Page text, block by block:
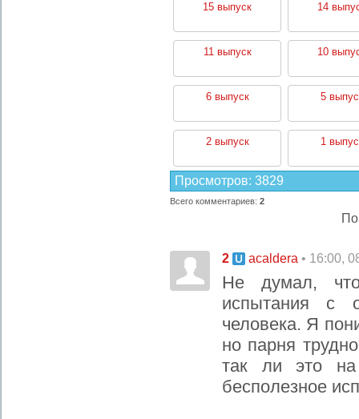
15 выпуск 14
11 выпуск 10
6 выпуск 5
2 выпуск 1
Просмотров: 3829
Всего комментариев: 2
2 acaldera • 16:00,
Не думал,
испытания с
человека. Я
но парня
так ли это
бесполезное